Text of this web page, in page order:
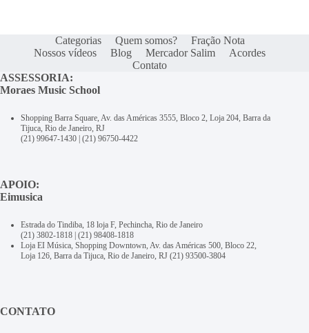
Categorias Quem somos?
Fração Nota
Nossos vídeos
Blog Mercador Salim
Acordes
Contato
ASSESSORIA:
Moraes Music School
Shopping Barra Square, Av. das Américas 3555, Bloco 2, Loja 204, Barra da
Tijuca, Rio de Janeiro, RJ
(21) 99647-1430 | (21) 96750-4422
APOIO:
Eimusica
Estrada do Tindiba, 18 loja F, Pechincha, Rio de Janeiro
(21) 3802-1818 | (21) 98408-1818
Loja EI Música, Shopping Downtown, Av. das Américas 500, Bloco 22,
Loja 126, Barra da Tijuca, Rio de Janeiro, RJ (21) 93500-3804
CONTATO